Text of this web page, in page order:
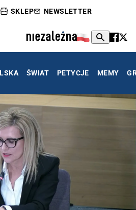
SKLEP NEWSLETTER
ŚWIAT PETYCJE MEMY